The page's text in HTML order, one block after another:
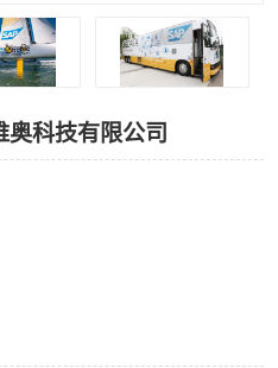
奥科技有限公司
印染厂erp系统